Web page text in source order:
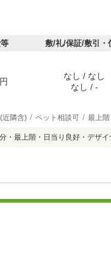
敷/礼/保証/敷引・
なし / なし
なし / -
近隣含) ペット相談可 最上階
・最上階・日当り良好・デザ